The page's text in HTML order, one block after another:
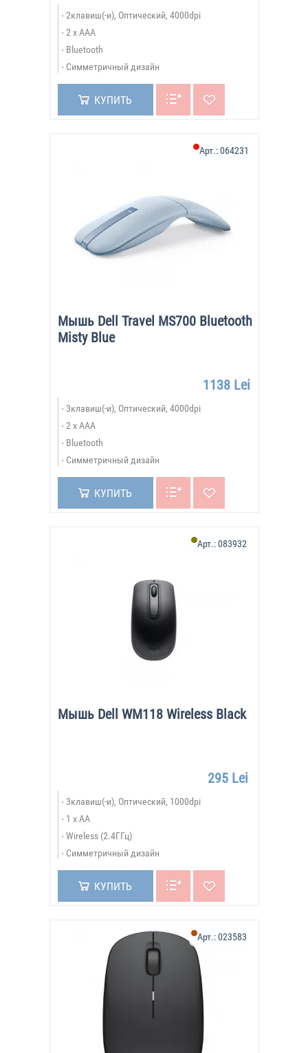
2клавиш(-и), Оптический, 4000dpi
2 x AАА
Bluetooth
Симметричный дизайн
КУПИТЬ
Мышь Dell Travel MS700 Bluetooth
Misty Blue
Арт.:064231
1138 Lei
3клавиш(-и), Оптический, 4000dpi
2 x AАА
Bluetooth
Симметричный дизайн
КУПИТЬ
Мышь Dell WM118 Wireless Black
Арт.:083932
295 Lei
3клавиш(-и), Оптический, 1000dpi
1 x AA
Wireless (2.4ГГц)
Симметричный дизайн
КУПИТЬ
Арт.:023583